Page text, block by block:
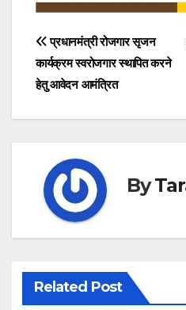
Post
navigation
प्रधानमंत्री रोजगार सृजन
कार्यक्रम स्वरोजगार स्थापित करने
हेतु आवेदन आमंत्रित
By
Related Post